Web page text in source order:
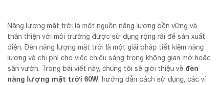
Năng lượng mặt trời là một nguồn năng lượng bền vững và
thân thiện với môi trường được sử dụng rộng rãi để sản xuất
điện. Đèn năng lượng mặt trời là một giải pháp tiết kiệm năng
lượng và chi phí cho việc chiếu sáng trong không gian mở hoặc
sân vườn. Trong bài viết này, chúng tôi sẽ giới thiệu về đèn
năng lượng mặt trời 60W , hướng dẫn cách sử dụng, các ví